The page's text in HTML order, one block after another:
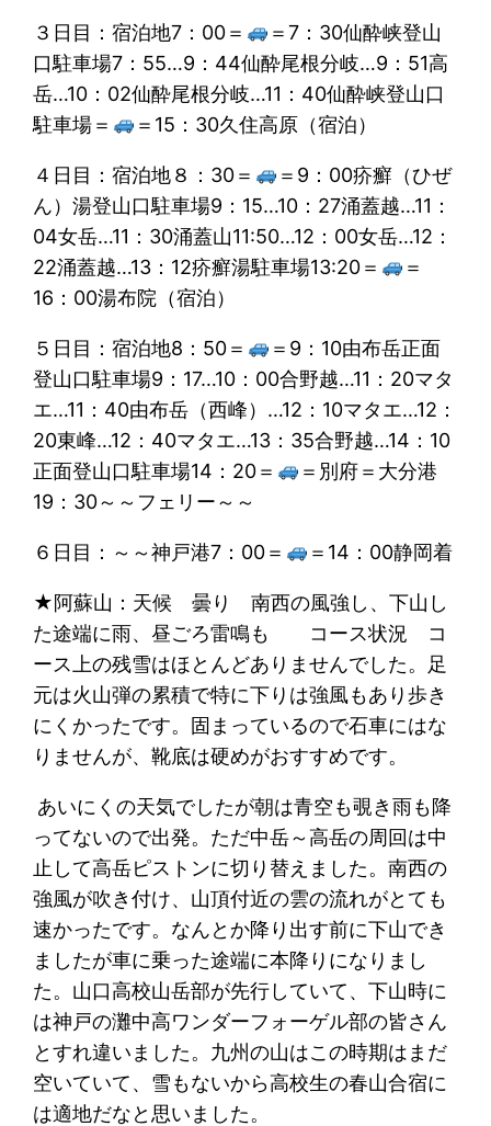
３日目：宿泊地7：00＝
＝7：30仙酔峡登山
口駐車場7：55…9：44仙酔尾根分岐…9：51高
岳…10：02仙酔尾根分岐…11：40仙酔峡登山口
駐車場＝
＝15：30久住高原（宿泊）
４日目：宿泊地８：30＝
＝9：00疥癬（ひぜ
ん）湯登山口駐車場9：15…10：27涌蓋越…11：
04女岳…11：30涌蓋山11:50…12：00女岳…12：
22涌蓋越…13：12疥癬湯駐車場13:20＝
＝
16：00湯布院（宿泊）
５日目：宿泊地8：50＝
＝9：10由布岳正面
登山口駐車場9：17…10：00合野越…11：20マタ
エ…11：40由布岳（西峰）…12：10マタエ…12：
20東峰…12：40マタエ…13：35合野越…14：10
正面登山口駐車場14：20＝
＝別府＝大分港
19：30～～フェリー～～
６日目：～～神戸港7：00＝ ＝14：00静岡着
★阿蘇山：天候 曇り 南西の風強し、下山し
た途端に雨、昼ごろ雷鳴も コース状況 コ
ース上の残雪はほとんどありませんでした。足
元は火山弾の累積で特に下りは強風もあり歩き
にくかったです。固まっているので石車にはな
りませんが、靴底は硬めがおすすめです。
あいにくの天気でしたが朝は青空も覗き雨も降
ってないので出発。ただ中岳～高岳の周回は中
止して高岳ピストンに切り替えました。南西の
強風が吹き付け、山頂付近の雲の流れがとても
速かったです。なんとか降り出す前に下山でき
ましたが車に乗った途端に本降りになりまし
た。山口高校山岳部が先行していて、下山時に
は神戸の灘中高ワンダーフォーゲル部の皆さん
とすれ違いました。九州の山はこの時期はまだ
空いていて、雪もないから高校生の春山合宿に
は適地だなと思いました。